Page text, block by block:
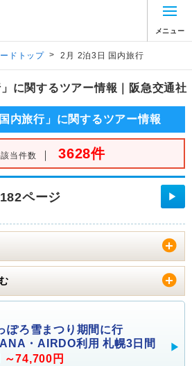
メニュー
ドトップ > 2月 2泊3日 国内旅行
に関するツアー情報｜阪急交通社
旅行」に関するツアー情報
当件数 ｜ 3628件
ページ ▶
ぽろ雪まつり期間に行
・AIRDO利用 札幌3日間
74,700円